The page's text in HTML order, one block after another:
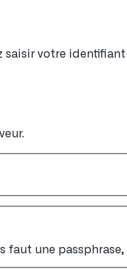
votre
une